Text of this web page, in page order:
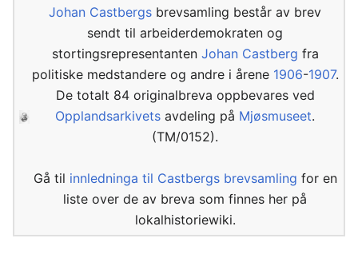
Johan Castbergs brevsamling består av brev
sendt til arbeiderdemokraten og
stortingsrepresentanten Johan Castberg fra
politiske medstandere og andre i årene 1906-1907.
De totalt 84 originalbreva oppbevares ved
Opplandsarkivets avdeling på Mjøsmuseet.
(TM/0152).
Gå til innledninga til Castbergs brevsamling for en
liste over de av breva som finnes her på
lokalhistoriewiki.